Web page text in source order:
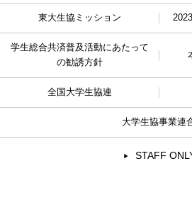
東大生協ミッション
学生総合共済普及活動にあたって
の勧誘方針
全国大学生協連
大学生協事業連
STAFF